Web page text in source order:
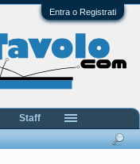
Entra o Registrati
Staff